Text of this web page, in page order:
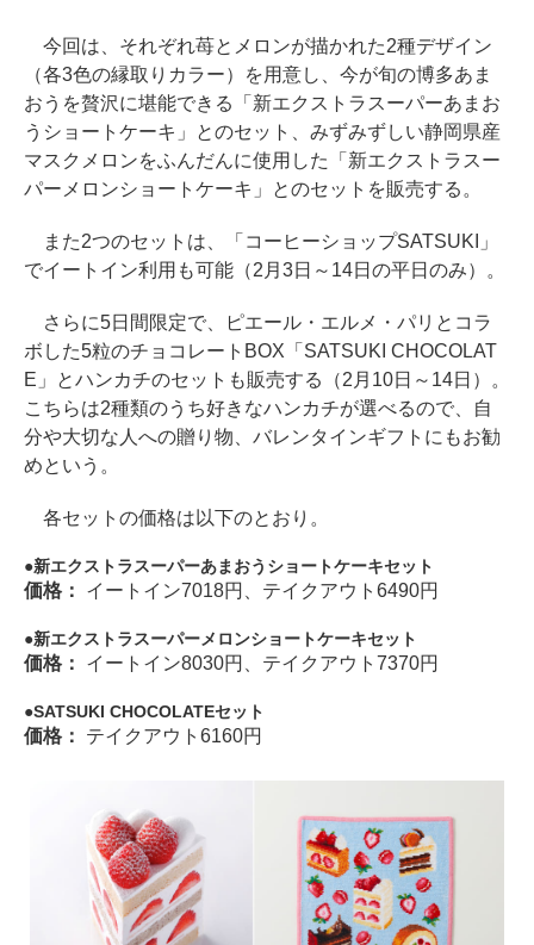
今回は、それぞれ苺とメロンが描かれた2種デザイン
（各3色の縁取りカラー）を用意し、今が旬の博多あま
おうを贅沢に堪能できる「新エクストラスーパーあまお
うショートケーキ」とのセット、みずみずしい静岡県産
マスクメロンをふんだんに使用した「新エクストラスー
パーメロンショートケーキ」とのセットを販売する。
また2つのセットは、「コーヒーショップSATSUKI」
でイートイン利用も可能（2月3日～14日の平日のみ）。
さらに5日間限定で、ピエール・エルメ・パリとコラ
ボした5粒のチョコレートBOX「SATSUKI CHOCOLAT
E」とハンカチのセットも販売する（2月10日～14日）。
こちらは2種類のうち好きなハンカチが選べるので、自
分や大切な人への贈り物、バレンタインギフトにもお勧
めという。
各セットの価格は以下のとおり。
新エクストラスーパーあまおうショートケーキセット
価格： イートイン7018円、テイクアウト6490円
新エクストラスーパーメロンショートケーキセット
価格： イートイン8030円、テイクアウト7370円
SATSUKI CHOCOLATEセット
価格： テイクアウト6160円